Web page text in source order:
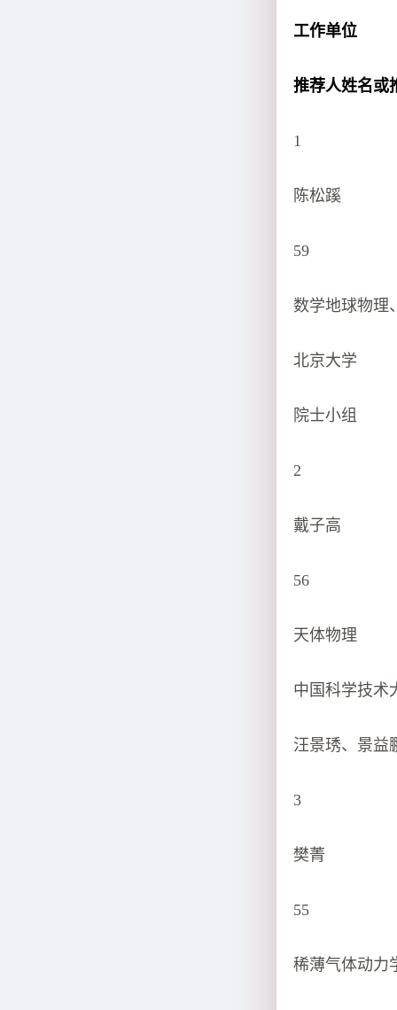
工作单位
推荐人姓名或
1
陈松蹊
59
数学地球物理
北京大学
院士小组
2
戴子高
56
天体物理
中国科学技术
汪景琇、景益
3
樊菁
55
稀薄气体动力